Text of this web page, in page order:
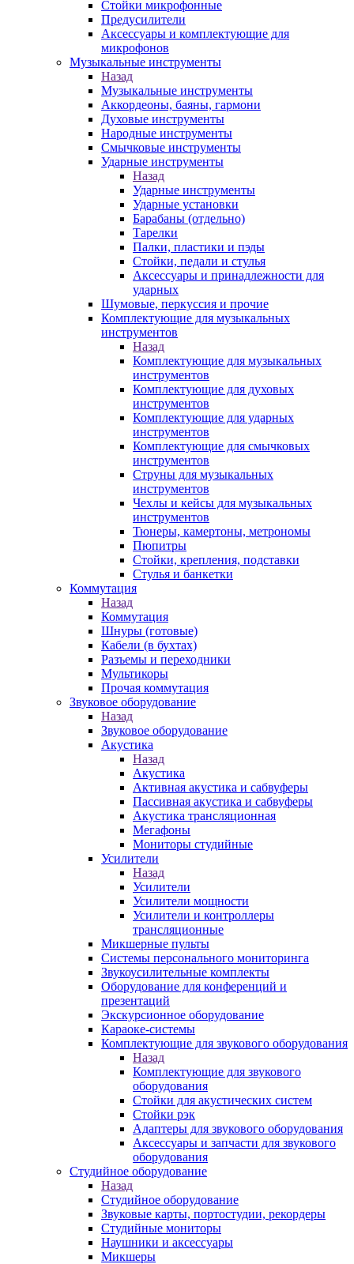
Стойки микрофонные
Предусилители
Аксессуары и комплектующие для
микрофонов
Музыкальные инструменты
Назад
Музыкальные инструменты
Аккордеоны, баяны, гармони
Духовые инструменты
Народные инструменты
Смычковые инструменты
Ударные инструменты
Назад
Ударные инструменты
Ударные установки
Барабаны (отдельно)
Тарелки
Палки, пластики и пэды
Стойки, педали и стулья
Аксессуары и принадлежности для
ударных
Шумовые, перкуссия и прочие
Комплектующие для музыкальных
инструментов
Назад
Комплектующие для музыкальных
инструментов
Комплектующие для духовых
инструментов
Комплектующие для ударных
инструментов
Комплектующие для смычковых
инструментов
Струны для музыкальных
инструментов
Чехлы и кейсы для музыкальных
инструментов
Тюнеры, камертоны, метрономы
Пюпитры
Стойки, крепления, подставки
Стулья и банкетки
Коммутация
Назад
Коммутация
Шнуры (готовые)
Кабели (в бухтах)
Разъемы и переходники
Мультикоры
Прочая коммутация
Звуковое оборудование
Назад
Звуковое оборудование
Акустика
Назад
Акустика
Активная акустика и сабвуферы
Пассивная акустика и сабвуферы
Акустика трансляционная
Мегафоны
Мониторы студийные
Усилители
Назад
Усилители
Усилители мощности
Усилители и контроллеры
трансляционные
Микшерные пульты
Системы персонального мониторинга
Звукоусилительные комплекты
Оборудование для конференций и
презентаций
Экскурсионное оборудование
Караоке-системы
Комплектующие для звукового оборудования
Назад
Комплектующие для звукового
оборудования
Стойки для акустических систем
Стойки рэк
Адаптеры для звукового оборудования
Аксессуары и запчасти для звукового
оборудования
Студийное оборудование
Назад
Студийное оборудование
Звуковые карты, портостудии, рекордеры
Студийные мониторы
Наушники и аксессуары
Микшеры